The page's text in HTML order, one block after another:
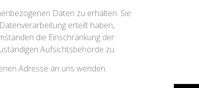
Daten zu erhalten. Sie
erteilt haben,
die Einschränkung der
Aufsichtsbehörde zu.
Adresse an uns wenden.